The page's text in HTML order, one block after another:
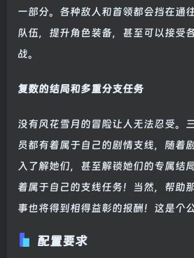
一部分。各种敌人和首领都会挡在通
队伍，提升角色装备，甚至可以接受
战。
复数的结局和多重分支任务
没有风花雪月的冒险让人无法忍受。
员都有着属于自己的剧情支线，随着
入了解她们，甚至解锁她们的专属结
着属于自己的支线任务！当然，帮助
事也将得到相得益彰的报酬！这是个
配置要求